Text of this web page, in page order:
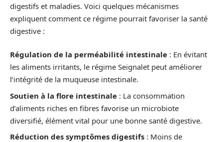
digestifs et maladies. Voici quelques mécanismes
expliquent comment ce régime pourrait favoriser la santé
digestive :
Régulation de la perméabilité intestinale : En évitant
les aliments irritants, le régime Seignalet peut améliorer
l’intégrité de la muqueuse intestinale.
Soutien à la flore intestinale : La consommation
d’aliments riches en fibres favorise un microbiote
diversifié, élément vital pour une bonne santé digestive.
Réduction des symptômes digestifs : Moins de